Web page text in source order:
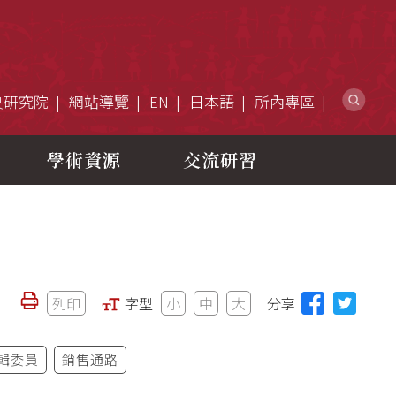
究院 網站導覽 EN 日本語 所內專區
學術資源 交流研習
列印 字型 小 中 大 分享
委員 銷售通路